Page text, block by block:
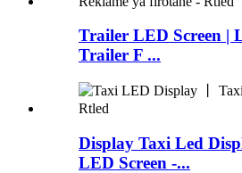
Trailer LED Screen |
Trailer F ...
Display Taxi Led
LED Screen -...